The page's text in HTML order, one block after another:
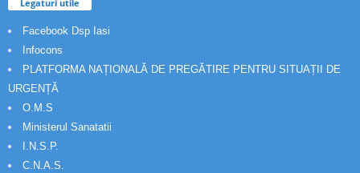
Legaturi utile
Facebook Dsp Iasi
Infocons
PLATFORMA NAȚIONALĂ DE PREGĂTIRE PENTRU SITUAȚII DE
URGENȚĂ
O.M.S
Ministerul Sanatatii
I.N.S.P.
C.N.A.S.